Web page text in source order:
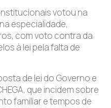
votou na
especialidade,
com voto contra da
à lei pela falta de
de lei do Governo e
que incidem sobre
familiar e tempos de